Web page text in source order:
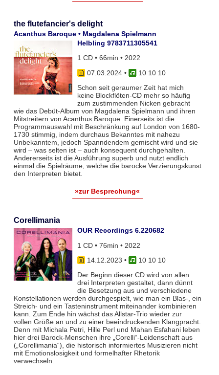
the flutefancier's delight
Acanthus Baroque • Magdalena Spielmann
Helbling 9783711305541
1 CD • 66min • 2022
07.03.2024•
10 10 10
Schon seit geraumer Zeit hat mich
keine Blockflöten-CD mehr so häufig
zum zustimmenden Nicken gebracht
wie das Debüt-Album von Magdalena Spielmann und ihren
Mitstreitern von Acanthus Baroque. Einerseits ist die
Programmauswahl mit Beschränkung auf London von 1680-
1730 stimmig, indem durchaus Bekanntes mit nahezu
Unbekanntem, jedoch Spanndendem gemischt wird und sie
wird – was selten ist – auch konsequent durchgehalten.
Andererseits ist die Ausführung superb und nutzt endlich
einmal die Spielräume, welche die barocke Verzierungskunst
den Interpreten bietet.
»zur Besprechung«
Corellimania
OUR Recordings 6.220682
1 CD • 76min • 2022
14.12.2023 •
10 10 10
Der Beginn dieser CD wird von allen
drei Interpreten gestaltet, dann dünnt
die Besetzung aus und verschiedene
Konstellationen werden durchgespielt, wie man ein Blas-, ein
Streich- und ein Tasteninstrument miteinander kombinieren
kann. Zum Ende hin wächst das Allstar-Trio wieder zur
vollen Größe an und zu einer beeindruckenden Klangpracht.
Denn mit Michala Petri, Hille Perl und Mahan Esfahani leben
hier drei Barock-Menschen ihre „Corelli“-Leidenschaft aus
(„Corellimania“), die historisch informiertes Musizieren nicht
mit Emotionslosigkeit und formelhafter Rhetorik
verwechseln.